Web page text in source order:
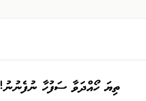
ތިޔަ ހޯއްދަވާ ސަފުހާ ނުފެނުނު!